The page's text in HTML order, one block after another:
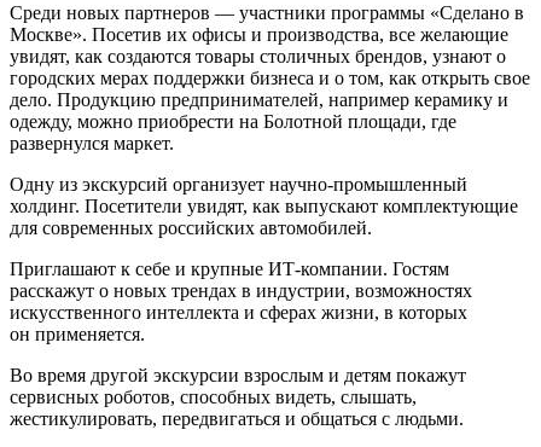
Среди новых партнеров — участники программы «Сделано в
Москве». Посетив их офисы и производства, все желающие
увидят, как создаются товары столичных брендов, узнают о
городских мерах поддержки бизнеса и о том, как открыть свое
дело. Продукцию предпринимателей, например керамику и
одежду, можно приобрести на Болотной площади, где
развернулся маркет.
Одну из экскурсий организует научно-промышленный
холдинг. Посетители увидят, как выпускают комплектующие
для современных российских автомобилей.
Приглашают к себе и крупные ИТ-компании. Гостям
расскажут о новых трендах в индустрии, возможностях
искусственного интеллекта и сферах жизни, в которых
он применяется.
Во время другой экскурсии взрослым и детям покажут
сервисных роботов, способных видеть, слышать,
жестикулировать, передвигаться и общаться с людьми.